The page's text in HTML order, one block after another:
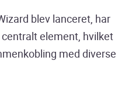
blev lanceret, har
element, hvilket
med diverse